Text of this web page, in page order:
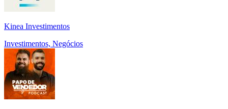
Kinea Investimentos
Investimentos, Negócios